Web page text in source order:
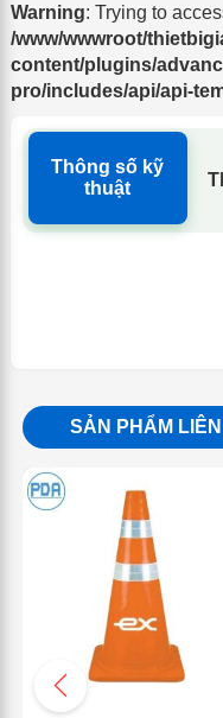
Warning: Trying to
/www/wwwroot/
content/plugins/
pro/includes/api/api-
Thông số kỹ
thuật
SẢN PHẨM